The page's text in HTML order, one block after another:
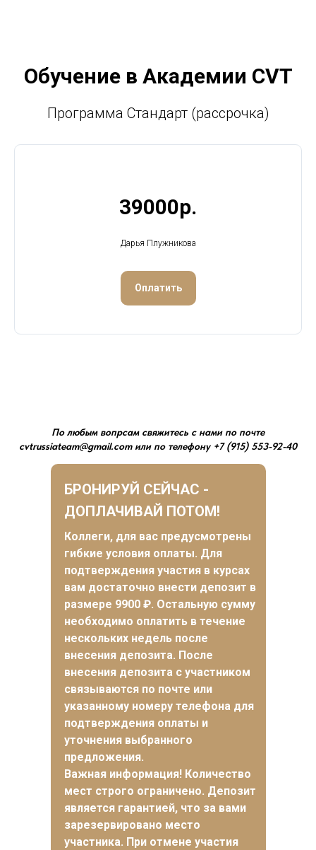
Обучение в Академии CVT
Программа Стандарт (рассрочка)
39000р.
Дарья Плужникова
Оплатить
По любым вопрсам свяжитесь с нами по почте
cvtrussiateam@gmail.com или по телефону +7 (915) 553-92-40
БРОНИРУЙ СЕЙЧАС -
ДОПЛАЧИВАЙ ПОТОМ!
Коллеги, для вас предусмотрены
гибкие условия оплаты. Для
подтверждения участия в курсах
вам достаточно внести депозит в
размере 9900 ₽. Остальную сумму
необходимо оплатить в течение
нескольких недель после
внесения депозита. После
внесения депозита с участником
связываются по почте или
указанному номеру телефона для
подтверждения оплаты и
уточнения выбранного
предложения.
Важная информация! Количество
мест строго ограничено. Депозит
является гарантией, что за вами
зарезервировано место
участника. При отмене участия